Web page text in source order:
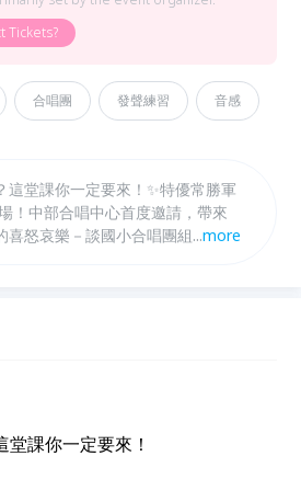
Tickets?
合唱團 發聲練習 音感
這堂課你一定要來！✨特優常勝軍
！中部合唱中心首度邀請，帶來
喜怒哀樂－談國小合唱團組訓🎵】
地氣的教學風格，讓你一邊點頭
補滿能量💪
...more
課你一定要來！